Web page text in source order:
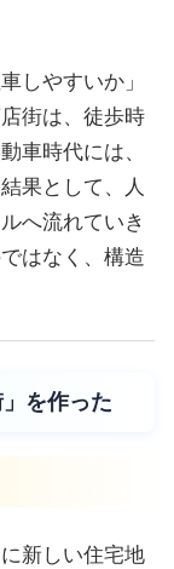
しやすいか」
街は、徒歩時
車時代には、
果として、人
へ流れていき
はなく、構造
を作った
新しい住宅地